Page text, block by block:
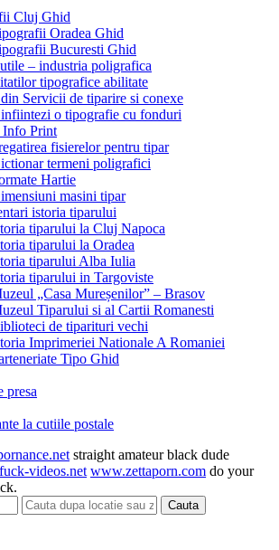
Cluj Ghid
Oradea Ghid
Bucuresti Ghid
– industria poligrafica
tipografice abilitate
Servicii de tiparire si conexe
o tipografie cu fonduri
Info Print
fisierelor pentru tipar
termeni poligrafici
Hartie
masini tipar
istoria tiparului
tiparului la Cluj Napoca
tiparului la Oradea
tiparului Alba Iulia
tiparului in Targoviste
„Casa Mureșenilor” – Brasov
Tiparului si al Cartii Romanesti
de tiparituri vechi
Imprimeriei Nationale A Romaniei
Tipo Ghid
presa
la cutiile postale
straight amateur black dude
videos.net www.zettaporn.com do your